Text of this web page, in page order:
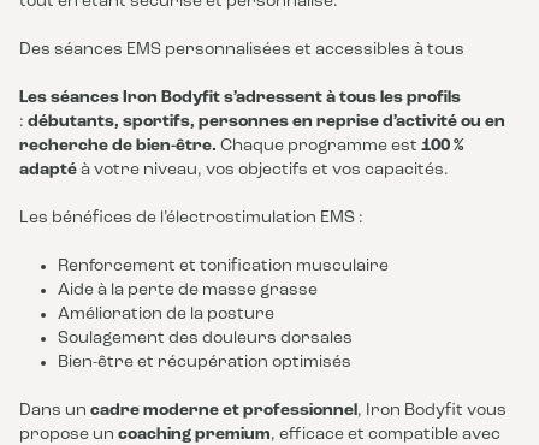
Des séances EMS personnalisées et accessibles à tous
Les séances Iron Bodyfit s’adressent à tous les profils
: débutants, sportifs, personnes en reprise d’activité ou en
recherche de bien-être. Chaque programme est 100 %
adapté à votre niveau, vos objectifs et vos capacités.
Les bénéfices de l’électrostimulation EMS :
Renforcement et tonification musculaire
Aide à la perte de masse grasse
Amélioration de la posture
Soulagement des douleurs dorsales
Bien-être et récupération optimisés
Dans un cadre moderne et professionnel , Iron Bodyfit vous
propose un coaching premium, efficace et compatible avec